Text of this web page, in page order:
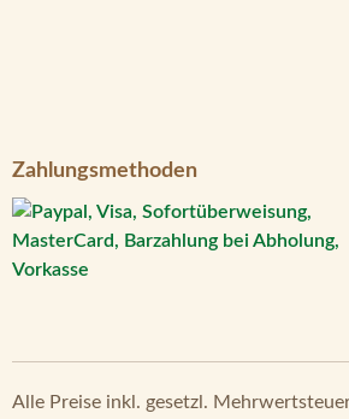
Zahlungsmethoden
Alle Preise inkl. gesetzl.